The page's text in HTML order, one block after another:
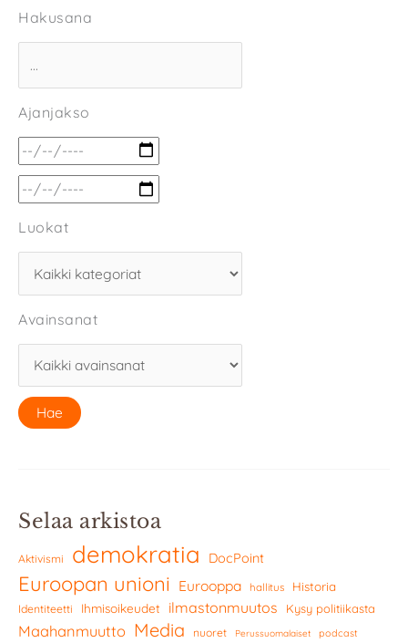
Hakusana
Ajanjakso
Luokat
Avainsanat
Selaa arkistoa
Aktivismi demokratia DocPoint
Euroopan unioni Eurooppa hallitus Historia
Identiteetti Ihmisoikeudet ilmastonmuutos Kysy politiikasta
Maahanmuutto Media nuoret Perussuomalaiset podcast